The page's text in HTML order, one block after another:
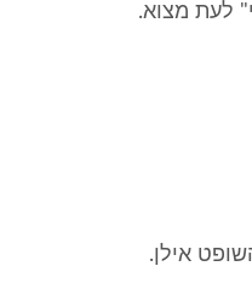
לעת מצוא.
אילן.